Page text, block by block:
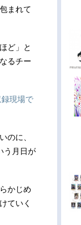
まれて
ど」と
るチー
現場で
のに、
う月日が
かじめ
ていく